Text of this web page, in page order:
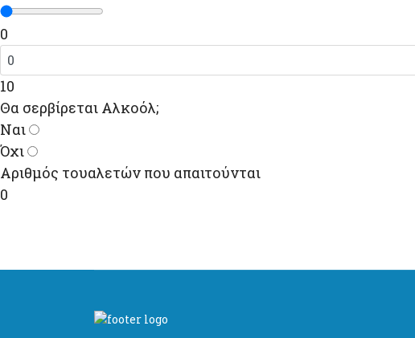
0
10
Θα σερβίρεται Αλκοόλ;
Ναι
Όχι
Αριθμός τουαλετών που απαιτούνται
0